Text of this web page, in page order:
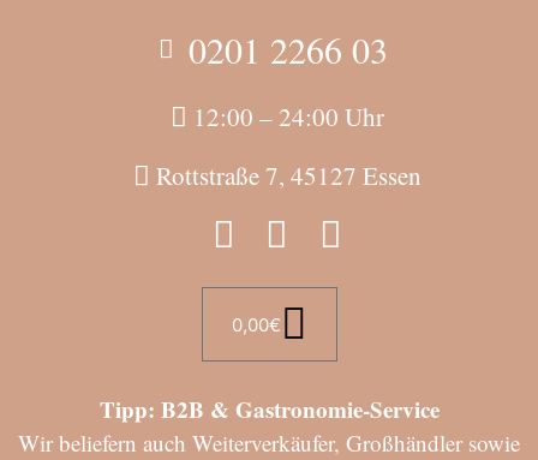
0201 2266 03
12:00 – 24:00 Uhr
Rottstraße 7, 45127 Essen
0,00€
Tipp: B2B & Gastronomie-Service
Wir beliefern auch Weiterverkäufer, Großhändler sowie